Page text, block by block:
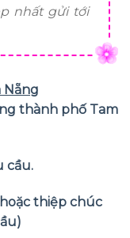
nhất gửi tới
Nẵng
thành phố Tam
cầu.
thiệp chúc